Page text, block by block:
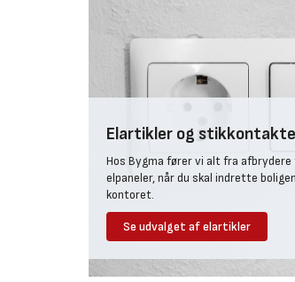
Elartikler og
Hos Bygma fører vi alt fra afbrydere
elpaneler, når du skal indrette
kontoret.
Se udvalget af elartikler